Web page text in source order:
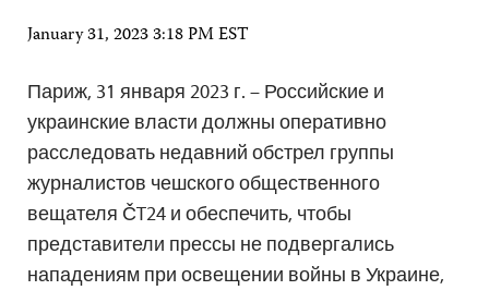
January 31, 2023 3:18 PM EST
Париж, 31 января 2023 г. – Российские и
украинские власти должны оперативно
расследовать недавний обстрел группы
журналистов чешского общественного
вещателя ČT24 и обеспечить, чтобы
представители прессы не подвергались
нападениям при освещении войны в Украине,